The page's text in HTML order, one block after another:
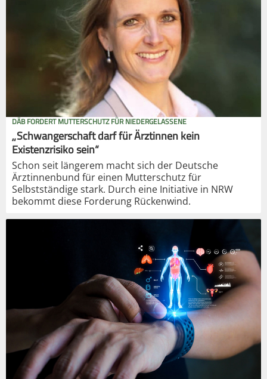
DÄB FORDERT MUTTERSCHUTZ FÜR NIEDERGELASSENE
„Schwangerschaft darf für Ärztinnen kein
Existenzrisiko sein“
Schon seit längerem macht sich der Deutsche
Ärztinnenbund für einen Mutterschutz für
Selbstständige stark. Durch eine Initiative in NRW
bekommt diese Forderung Rückenwind.